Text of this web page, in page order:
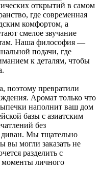
открытий в самом
где современная
комфортом, а
смелое звучание
Наша философия —
подачи, где
к деталям, чтобы
поэтому превратили
Аромат только что
наполнит ваш дом
базы с азиатским
без
Мы тщательно
вы могли заказать не
разделить с
моменты личного